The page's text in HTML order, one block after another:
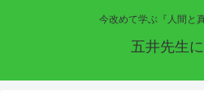
今改めて学ぶ『人間と
五井先生